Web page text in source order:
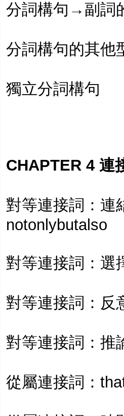
分詞構句→副詞
分詞構句的其他
獨立分詞構句
CHAPTER 4 連
對等連接詞：連
notonlybutalso
對等連接詞：選
對等連接詞：反
對等連接詞：推
從屬連接詞：